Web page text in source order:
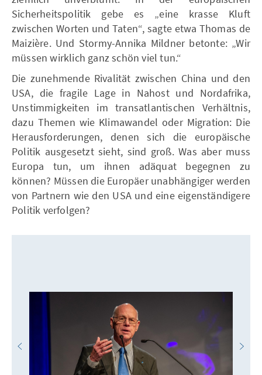
Sicherheitspolitik gebe es „eine krasse Kluft
zwischen Worten und Taten“, sagte etwa Thomas de
Maizière. Und Stormy-Annika Mildner betonte: „Wir
müssen wirklich ganz schön viel tun.“
Die zunehmende Rivalität zwischen China und den
USA, die fragile Lage in Nahost und Nordafrika,
Unstimmigkeiten im transatlantischen Verhältnis,
dazu Themen wie Klimawandel oder Migration: Die
Herausforderungen, denen sich die europäische
Politik ausgesetzt sieht, sind groß. Was aber muss
Europa tun, um ihnen adäquat begegnen zu
können? Müssen die Europäer unabhängiger werden
von Partnern wie den USA und eine eigenständigere
Politik verfolgen?